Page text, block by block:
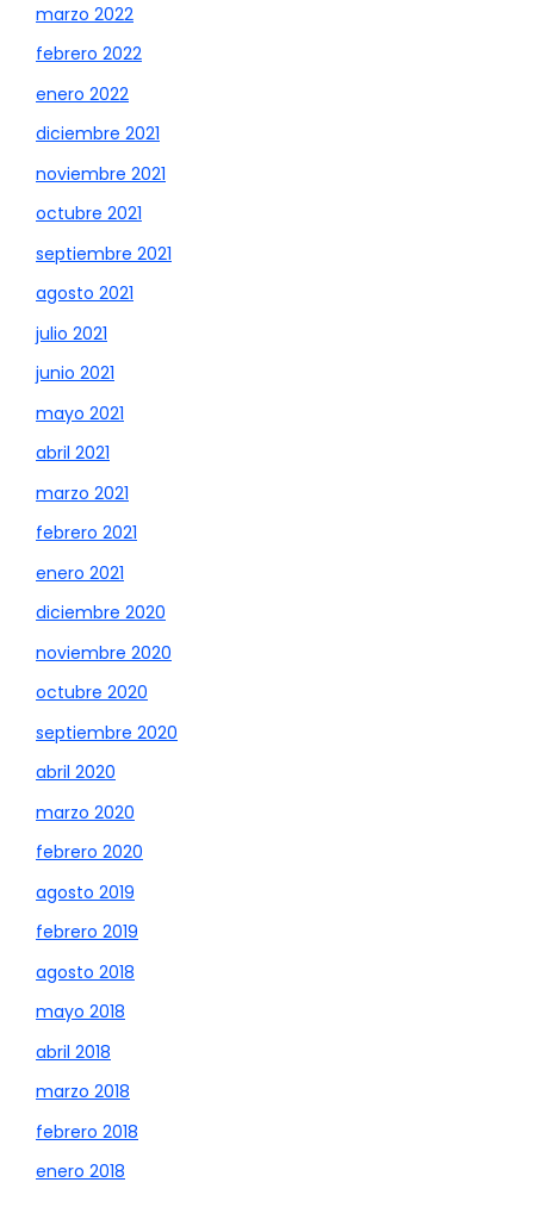
marzo 2022
febrero 2022
enero 2022
diciembre 2021
noviembre 2021
octubre 2021
septiembre 2021
agosto 2021
julio 2021
junio 2021
mayo 2021
abril 2021
marzo 2021
febrero 2021
enero 2021
diciembre 2020
noviembre 2020
octubre 2020
septiembre 2020
abril 2020
marzo 2020
febrero 2020
agosto 2019
febrero 2019
agosto 2018
mayo 2018
abril 2018
marzo 2018
febrero 2018
enero 2018